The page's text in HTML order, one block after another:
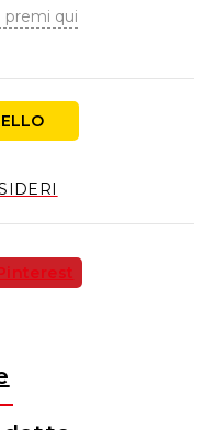
premi qui